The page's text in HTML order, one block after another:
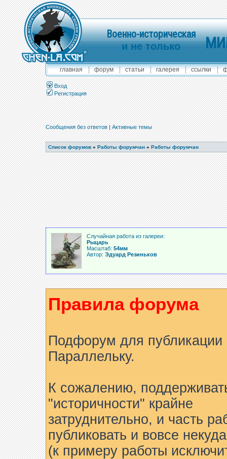
Военно-историческая
и не только
главная форум статьи галерея ссылки
Вход
Регистрация
Сообщения без ответов|Активные темы
Список форумов » Работы форумчан » Работы форумчан
Случайная работа из галереи:
Рыцарь
Масштаб: 54мм
Автор: Эдуард Резиньков
Правила форума
Подфорум для
Параллельку.
К сожалению,
"историчности" крайне
затруднительно, и часть
публиковать и вовсе
(к примеру работы